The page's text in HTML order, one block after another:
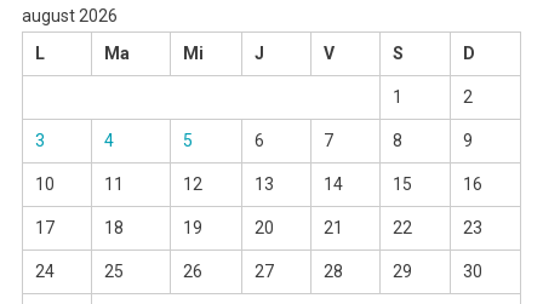
august 2026
L
Ma Mi J V S D
1 2
3 4 5 6 7 8 9
10 11 12 13 14 15 16
17 18 19 20 21 22 23
24 25 26 27 28 29 30